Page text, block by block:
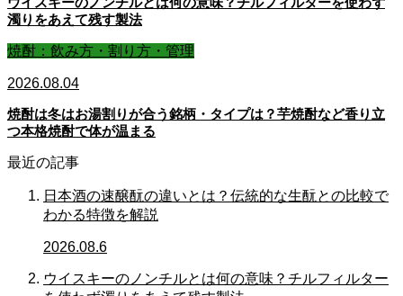
濁りをあえて残す製法
焼酎：飲み方・割り方・管理
2026.08.04
焼酎は冬はお湯割りが合う銘柄・タイプは？芋焼酎など香り立
つ本格焼酎で体が温まる
最近の記事
日本酒の速醸酛の違いとは？伝統的な生酛との比較で
わかる特徴を解説
2026.08.6
ウイスキーのノンチルとは何の意味？チルフィルター